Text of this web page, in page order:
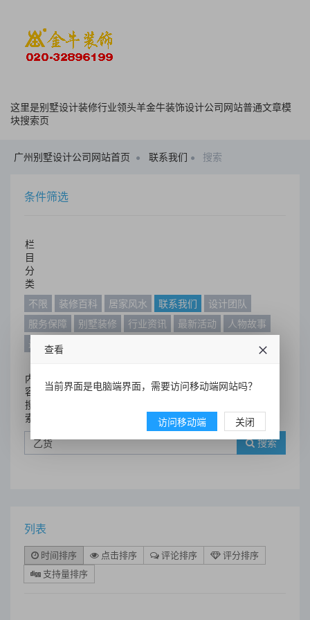
这里是别墅设计装修行业领头羊金牛装饰设计公司网站普通文章模
块搜索页
广州别墅设计公司网站首页 联系我们 搜索
条件筛选
栏
目
分
类
不限
装修百科 居家风水 联系我们
设计团队
服务保障
别墅装修 行业资讯 最新活动
人物故事
最新动态
内
容
搜
索
搜索
列表
时间排序 点击排序 评论排序
评分排序
支持量排序
查看
当前界面是电脑端界面，需要访问移动端网站吗？
访问移动端 关闭